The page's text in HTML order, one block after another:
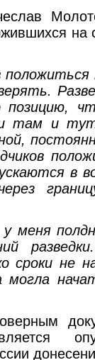
на
позицию,
и там и
в
меня
сроки не